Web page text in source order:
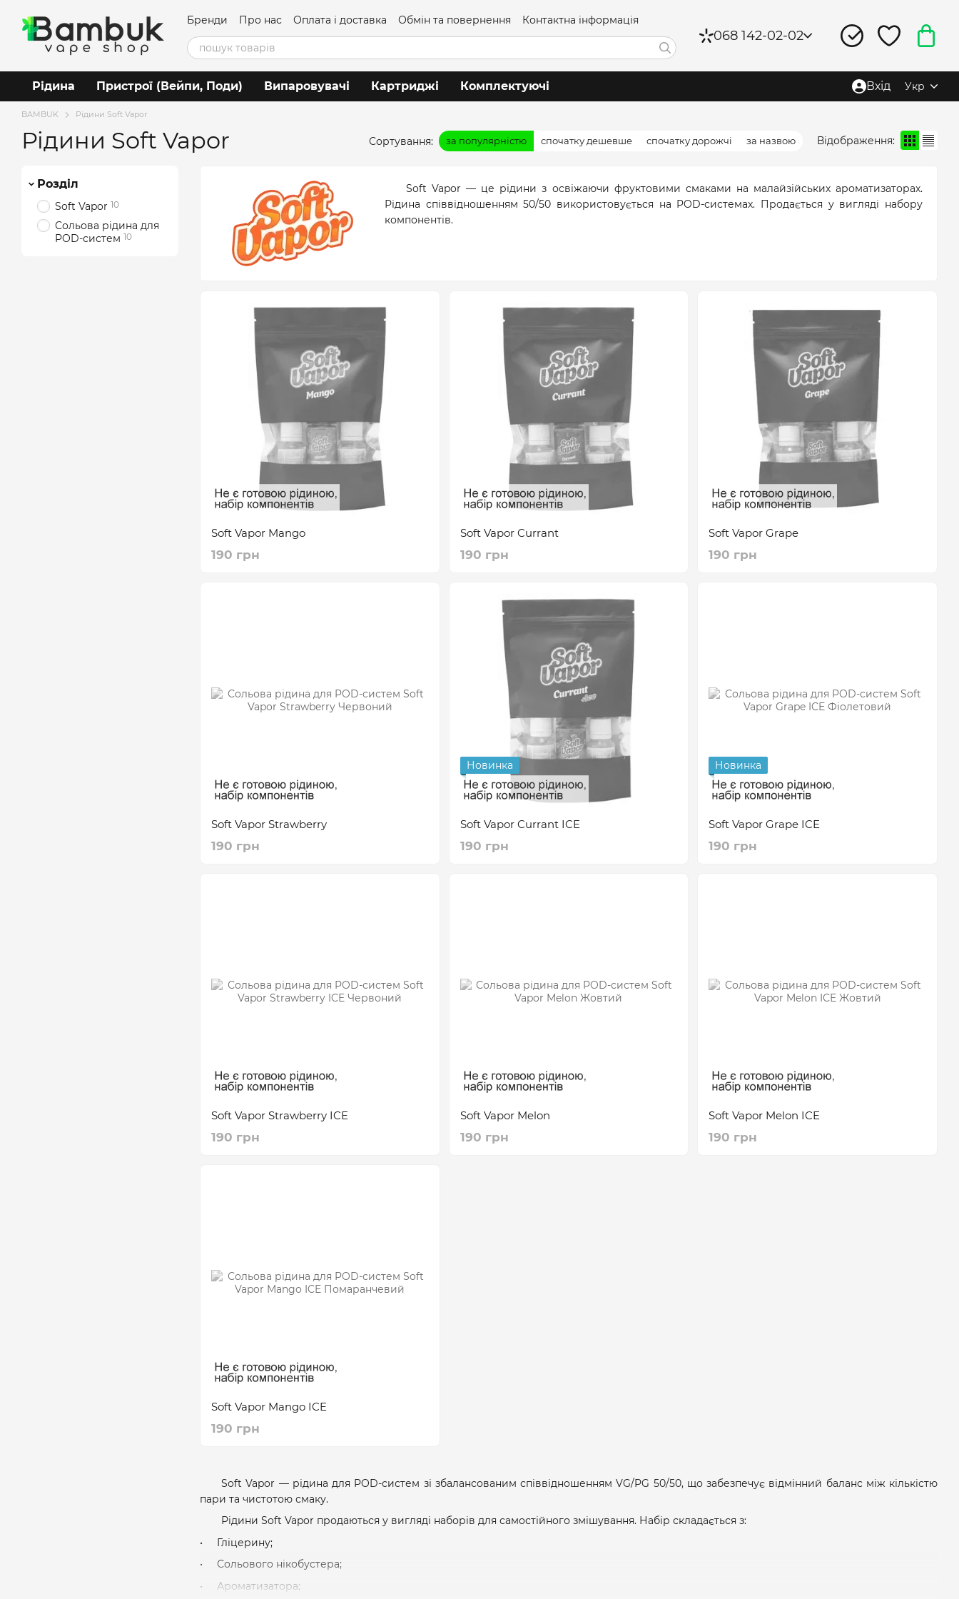
Бренди Про нас Оплата і доставка Обмін та повернення
Контактна інформація
Угода користувача
068 142-02-02
Рідина Пристрої (Вейпи, Поди) Випаровувачі Картриджі Комплектуючі Вхід Укр
BAMBUK Рідини Soft Vapor
Рідини Soft Vapor Сортування: за популярністю спочатку дешевше спочатку дорожчі за назвою Відображення:
Soft Vapor — рідина для POD-систем зі збалансованим співвідношенням VG/PG 50/50, що забезпечує відмінний баланс між кількістю
пари та чистотою смаку.
Рідини Soft Vapor продаються у вигляді наборів для самостійного змішування. Набір складається з:
Гліцерину;
Сольового нікобустера;
Ароматизатора;
Soft Vapor — це рідини з освіжаючи фруктовими смаками на малайзійських ароматизаторах.
Рідина співвідношенням 50/50 використовується на POD-системах. Продається у вигляді набору
компонентів.
Soft Vapor Mango
190 грн
Soft Vapor Currant
190 грн
Soft Vapor Grape
190 грн
Soft Vapor Strawberry
190 грн
Новинка
Soft Vapor Currant ICE
190 грн
Новинка
Soft Vapor Grape ICE
190 грн
Soft Vapor Strawberry ICE
190 грн
Soft Vapor Melon
190 грн
Soft Vapor Melon ICE
190 грн
Soft Vapor Mango ICE
190 грн
Розділ
Soft Vapor 10
Сольова рідина для
POD-систем 10